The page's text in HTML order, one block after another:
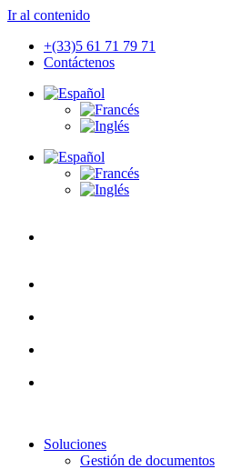
Ir al contenido
+(33)5 61 71 79 71
Contáctenos
Soluciones
Gestión de documentos